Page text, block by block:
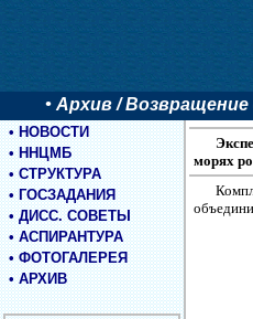
• Архив / Возвращение
•НОВОСТИ
•ННЦМБ
•СТРУКТУРА
•ГОСЗАДАНИЯ
•ДИСС. СОВЕТЫ
•АСПИРАНТУРА
•ФОТОГАЛЕРЕЯ
•АРХИВ
морях